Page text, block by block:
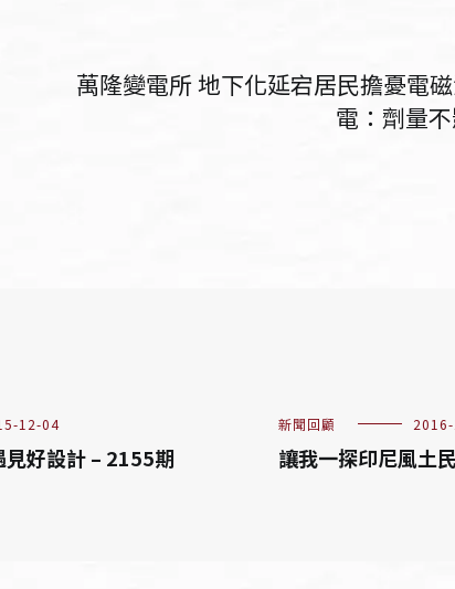
萬隆變電所 地下化延宕居民擔憂電
電：劑量
12-04
好設計 – 2155期
新聞回顧
讓我一探印尼風土